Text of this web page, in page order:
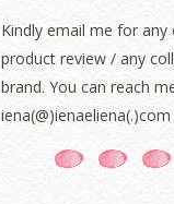
Kindly email me for
product review / any
brand. You can reach
iena(@)ienaeliena(.)com